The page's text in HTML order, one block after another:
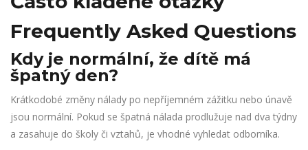
Frequently Asked Questions
Kdy je normální, že dítě má
špatný den?
Krátkodobé změny nálady po nepříjemném zážitku nebo únavě
jsou normální. Pokud se špatná nálada prodlužuje nad dva týdny
a zasahuje do školy či vztahů, je vhodné vyhledat odborníka.